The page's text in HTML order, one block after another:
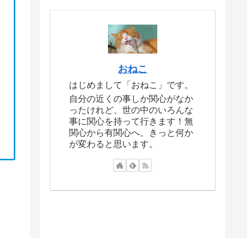
おねこ
はじめまして「おねこ」です。
自分の近くの事しか関心がなか
ったけれど、世の中のいろんな
事に関心を持って行きます！無
関心から有関心へ。きっと何か
が変わると思います。